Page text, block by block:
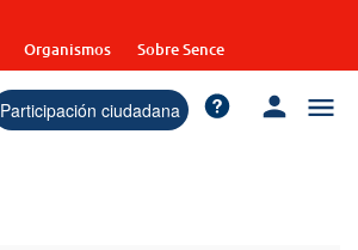
Organismos Sobre Sence
Participación ciudadana